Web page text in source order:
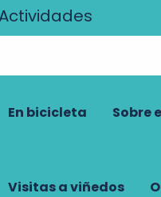
Actividades
En bicicleta Sobre
Visitas a viñedos
de-Touraine